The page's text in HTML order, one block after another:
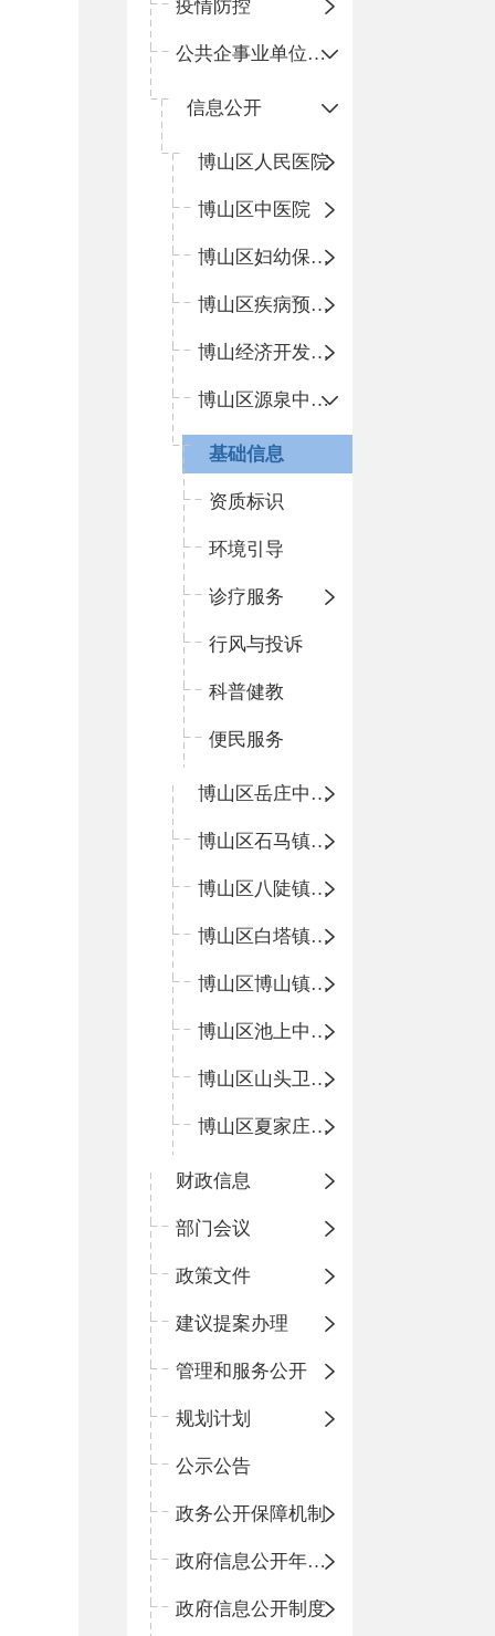
疫情防控
公共企事业单位信息公开
信息公开
​博山区人民医院
博山区中医院
博山区妇幼保健院
博山区疾病预防控制中心
博山经济开发区卫生院
博山区源泉中心卫生院（博山区第二人民医院）
基础信息
资质标识
环境引导
诊疗服务
行风与投诉
科普健教
便民服务
博山区岳庄中心卫生院
博山区石马镇卫生院
博山区八陡镇卫生院
博山区白塔镇卫生院
博山区博山镇中心卫生院（南院区、北院区）
博山区池上中心卫生院
博山区山头卫生院
博山区夏家庄卫生院
财政信息
部门会议
政策文件
建议提案办理
管理和服务公开
规划计划
公示公告
政务公开保障机制
政府信息公开年度报告
政府信息公开制度